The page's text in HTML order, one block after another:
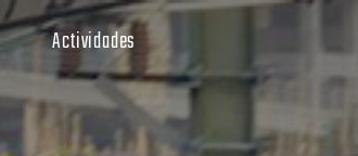
Actividades